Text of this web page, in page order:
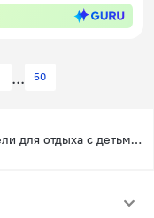
50
Отели для отдыха с детьми в Химках